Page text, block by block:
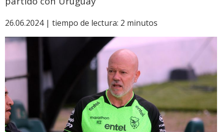
26.06.2024 | tiempo de lectura: 2 minutos